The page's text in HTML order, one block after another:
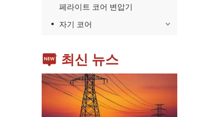
페라이트 코어 변압기
자기 코어
최신 뉴스
스마트폰, 태블릿, 웨어러블 기기 등 가전제품이 확